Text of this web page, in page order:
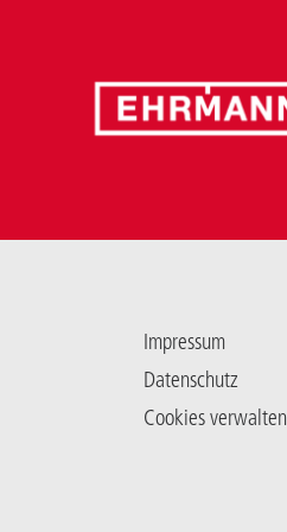
Impressum
Datenschutz
Cookies verwalten